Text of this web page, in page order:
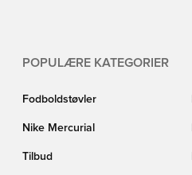
POPULÆRE KATEGORIER
Fodboldstøvler
Nike Mercurial
Tilbud